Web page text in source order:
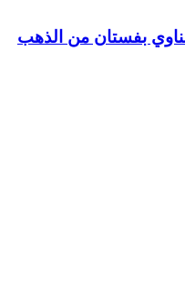
بفستان من الذهب